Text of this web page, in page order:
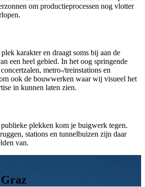
om productieprocessen nog vlotter
karakter en draagt soms bij aan de
een heel gebied. In het oog springende
metro-/treinstations en
ook de bouwwerken waar wij visueel het
in kunnen laten zien.
plekken kom je buigwerk tegen.
stations en tunnelbuizen zijn daar
van.